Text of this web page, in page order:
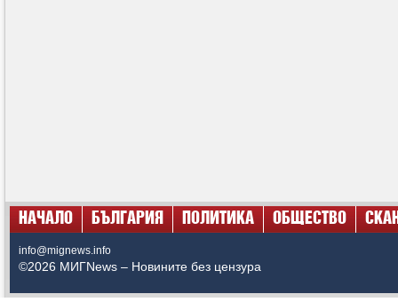
НАЧАЛО БЪЛГАРИЯ ПОЛИТИКА ОБЩЕСТВО
info@mignews.info
©2026 МИГNews – Новините без цензура